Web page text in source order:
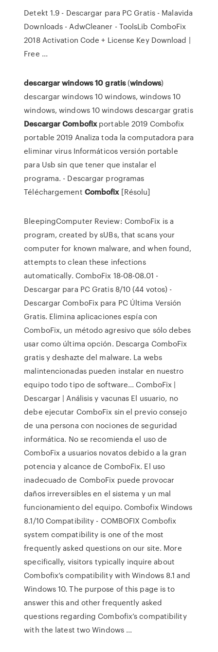
Detekt 1.9 - Descargar para PC Gratis - Malavida
Downloads - AdwCleaner - ToolsLib ComboFix
2018 Activation Code + License Key Download |
Free ...
descargar windows10 gratis(windows)
descargar windows 10 windows, windows 10
windows, windows 10 windows descargar gratis
Descargar Combofixportable 2019 Combofix
portable 2019 Analiza toda la computadora para
eliminar virus Informáticos versión portable
para Usb sin que tener que instalar el
programa. - Descargar programas
Téléchargement Combofix[Résolu]
BleepingComputer Review: ComboFix is a
program, created by sUBs, that scans your
computer for known malware, and when found,
attempts to clean these infections
automatically. ComboFix 18-08-08.01 -
Descargar para PC Gratis 8/10 (44 votos) -
Descargar ComboFix para PC Última Versión
Gratis. Elimina aplicaciones espía con
ComboFix, un método agresivo que sólo debes
usar como última opción. Descarga ComboFix
gratis y deshazte del malware. La webs
malintencionadas pueden instalar en nuestro
equipo todo tipo de software... ComboFix |
Descargar | Análisis y vacunas El usuario, no
debe ejecutar ComboFix sin el previo consejo
de una persona con nociones de seguridad
informática. No se recomienda el uso de
ComboFix a usuarios novatos debido a la gran
potencia y alcance de ComboFix. El uso
inadecuado de ComboFix puede provocar
daños irreversibles en el sistema y un mal
funcionamiento del equipo. Combofix Windows
8.1/10 Compatibility - COMBOFIX Combofix
system compatibility is one of the most
frequently asked questions on our site. More
specifically, visitors typically inquire about
Combofix’s compatibility with Windows 8.1 and
Windows 10. The purpose of this page is to
answer this and other frequently asked
questions regarding Combofix’s compatibility
with the latest two Windows ...